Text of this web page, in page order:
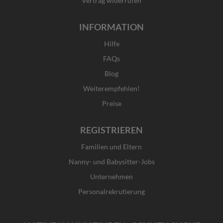
INFORMATION
Hilfe
FAQs
Blog
Weiterempfehlen!
Preise
REGISTRIEREN
Familien und Eltern
Nanny- und Babysitter-Jobs
Unternehmen
Personalrekrutierung